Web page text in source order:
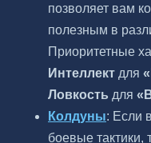
позволяет вам
полезным в
Приоритетные
Интеллект для
Ловкость для
Колдуны: Если
боевые